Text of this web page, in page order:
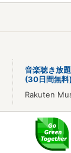
音楽聴き放
(30日間無料)
Rakuten